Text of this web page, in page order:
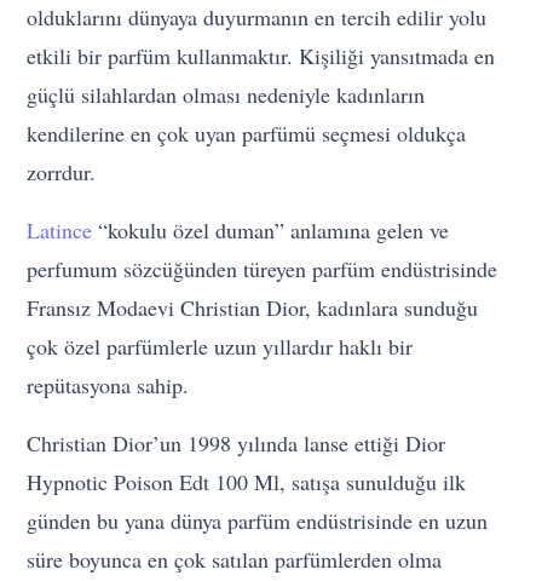
olduklarını dünyaya duyurmanın en tercih edilir yolu
etkili bir parfüm kullanmaktır. Kişiliği yansıtmada en
güçlü silahlardan olması nedeniyle kadınların
kendilerine en çok uyan parfümü seçmesi oldukça
zorrdur.
Latince “kokulu özel duman” anlamına gelen ve
perfumum sözcüğünden türeyen parfüm endüstrisinde
Fransız Modaevi Christian Dior, kadınlara sunduğu
çok özel parfümlerle uzun yıllardır haklı bir
repütasyona sahip.
Christian Dior’un 1998 yılında lanse ettiği Dior
Hypnotic Poison Edt 100 Ml, satışa sunulduğu ilk
günden bu yana dünya parfüm endüstrisinde en uzun
süre boyunca en çok satılan parfümlerden olma